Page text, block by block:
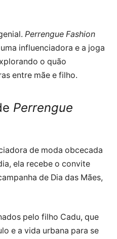
Perrengue Fashion
influenciadora e a joga
o quão
entre mãe e filho.
Perrengue
de moda obcecada
ela recebe o convite
de Dia das Mães,
pelo filho Cadu, que
e a vida urbana para se